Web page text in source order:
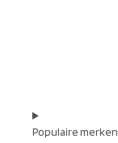
Populaire merken